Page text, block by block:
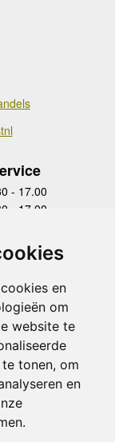
en
om
website te
tonen, om
en
- 17.00
- 17.00
- 17.00
- 17.00